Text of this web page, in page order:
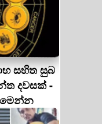
සහිත සුබ
දවසක් -